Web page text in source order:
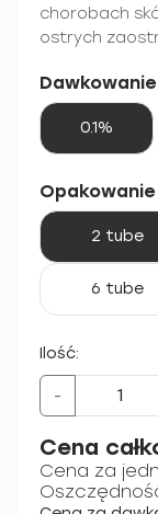
chorobach
ostrych
Dawkowanie
0.1%
Opakowanie
2 tube
6 tube
Ilość:
-
Cena
Cena za